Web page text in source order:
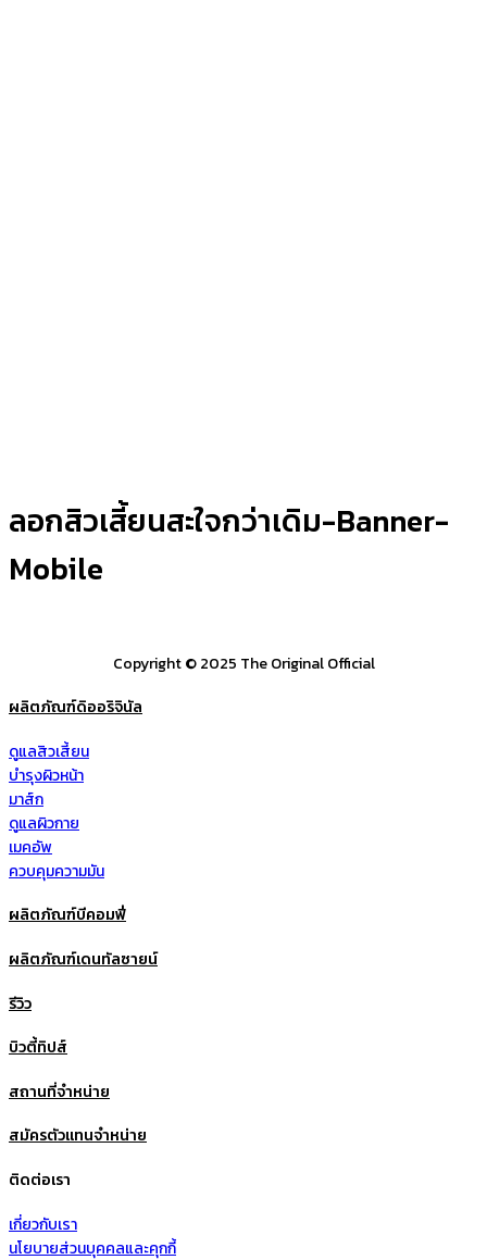
ลอกสิวเสี้ยนสะใจกว่าเดิม-Banner-
Mobile
Copyright © 2025 The Original Official
ผลิตภัณฑ์ดิออริจินัล
ดูแลสิวเสี้ยน
บำรุงผิวหน้า
มาส์ก
ดูแลผิวกาย
เมคอัพ
ควบคุมความมัน
ผลิตภัณฑ์บีคอมฟี่
ผลิตภัณฑ์เดนทัลซายน์
รีวิว
บิวตี้ทิปส์
สถานที่จำหน่าย
สมัครตัวแทนจำหน่าย
ติดต่อเรา
เกี่ยวกับเรา
นโยบายส่วนบุคคลและคุกกี้